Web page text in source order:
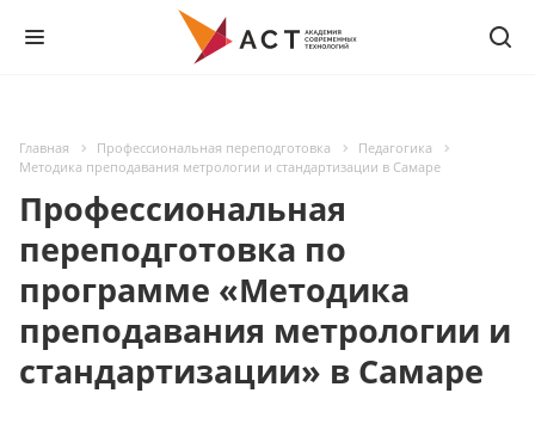
Главная Профессиональная переподготовка
Педагогика
Методика преподавания метрологии и стандартизации в Самаре
Профессиональная
переподготовка по
программе «Методика
преподавания метрологии и
стандартизации» в Самаре